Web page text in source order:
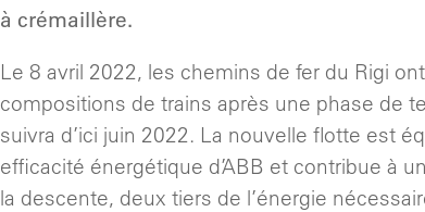
à crémaillère.
Le 8 avril 2022, les chemins de fer du Rigi
compositions de trains après une phase de
suivra d’ici juin 2022. La nouvelle flotte est
efficacité énergétique d’ABB et contribue à
la descente, deux tiers de l’énergie